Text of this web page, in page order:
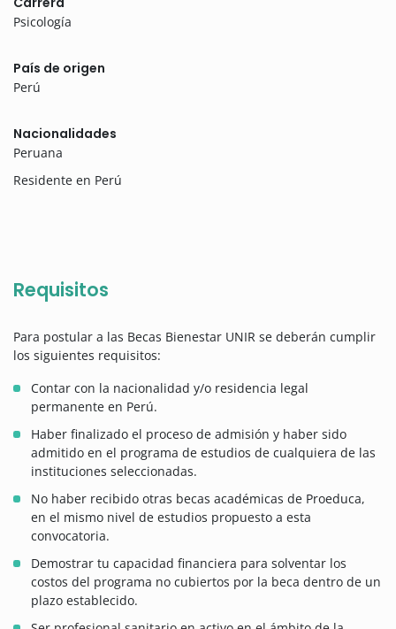
Psicología
País de origen
Perú
Nacionalidades
Peruana
Residente en Perú
Requisitos
Para postular a las Becas Bienestar UNIR se deberán cumplir
los siguientes requisitos:
Contar con la nacionalidad y/o residencia legal
permanente en Perú.
Haber finalizado el proceso de admisión y haber sido
admitido en el programa de estudios de cualquiera de las
instituciones seleccionadas.
No haber recibido otras becas académicas de Proeduca,
en el mismo nivel de estudios propuesto a esta
convocatoria.
Demostrar tu capacidad financiera para solventar los
costos del programa no cubiertos por la beca dentro de un
plazo establecido.